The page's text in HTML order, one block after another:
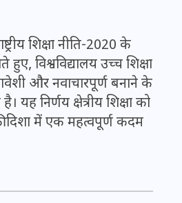
शिक्षा नीति-2020 के
हुए, विश्वविद्यालय उच्च शिक्षा
और नवाचारपूर्ण बनाने के
यह निर्णय क्षेत्रीय शिक्षा को
दिशा में एक महत्वपूर्ण कदम